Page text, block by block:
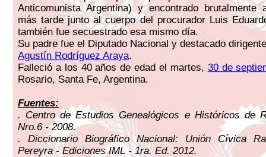
Anticomunista Argentina) y encontrado brutalmente
más tarde junto al cuerpo del procurador Luis
también fue secuestrado esa mismo día.
Su padre fue el Diputado Nacional y destacado
Agustín Rodríguez Araya.
Falleció a los 40 años de edad el martes, 30 de
Rosario, Santa Fe, Argentina.
Fuentes:
. Centro de Estudios Genealógicos e Históricos de
Nro.6 - 2008.
. Diccionario Biográfico Nacional: Unión Cívica
Pereyra - Ediciones IML - 1ra. Ed. 2012.